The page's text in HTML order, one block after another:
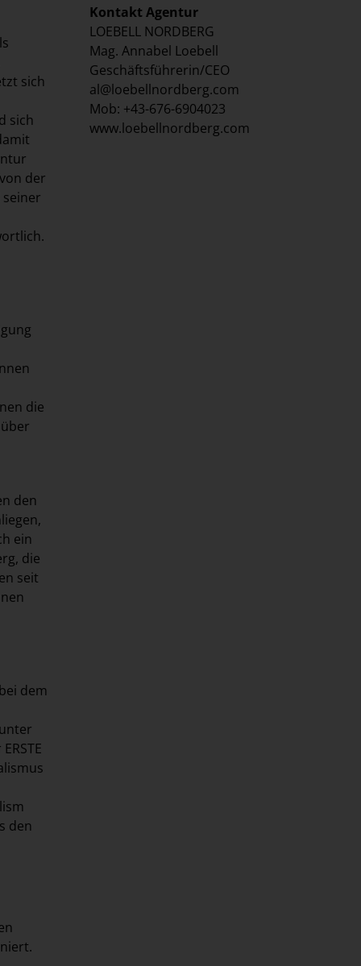
sich
sich
der
die
den
ein
die
seit
dem
den
Kontakt Agentur
LOEBELL NORDBERG
Mag. Annabel Loebell
Geschäftsführerin/CEO
al@loebellnordberg.com
Mob: +43-676-6904023
www.loebellnordberg.com